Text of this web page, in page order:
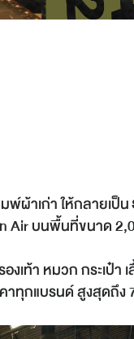
พ์ผ้าเก่า ให้กลายเป็น
Air บนพื้นที่ขนาด
เท้า หมวก กระเป๋า
าทุกแบรนด์ สูงสุดถึง